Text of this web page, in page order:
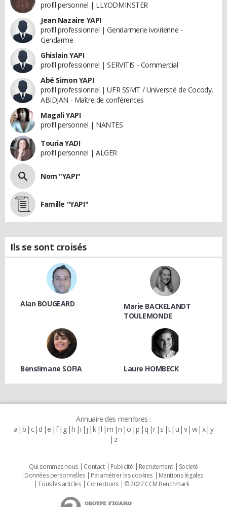
profil personnel | LLYODMINSTER
Jean Nazaire YAPI
profil professionnel | Gendarmerie ivoirienne -
Gendarme
Ghislain YAPI
profil professionnel | SERVITIS - Commercial
Abé Simon YAPI
profil professionnel | UFR SSMT / Université de Cocody,
ABIDJAN - Maître de conférences
Magali YAPI
profil personnel | NANTES
Touria YADI
profil personnel | ALGER
Nom "YAPI"
Famille "YAPI"
Ils se sont croisés
Alan BOUGEARD
Marie BACKELANDT
TOULEMONDE
Benslimane SOFIA Laure HOMBECK
Annuaire des membres :
a b c d e f g h i j k l m n o p q r s t u v w x y
z
Qui sommes nous Contact Publicité Recrutement
Societé
Données personnelles
Paramétrer les cookies
Mentions légales
Tous les articles
Corrections © 2022 CCM Benchmark